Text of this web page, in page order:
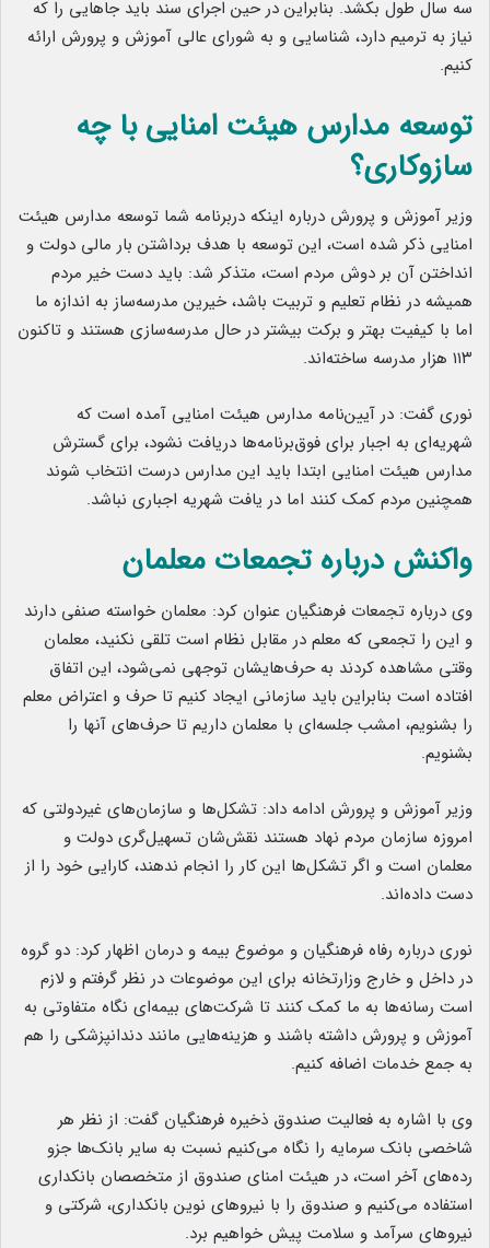
سه سال طول بکشد. بنابراین در حین اجرای سند باید جاهایی را که
نیاز به ترمیم دارد، شناسایی و به شورای عالی آموزش و پرورش ارائه
کنیم.
توسعه مدارس هیئت امنایی با چه
سازوکاری؟
وزیر آموزش و پرورش درباره اینکه دربرنامه شما توسعه مدارس هیئت
امنایی ذکر شده است، این توسعه با هدف برداشتن بار مالی دولت و
انداختن آن بر دوش مردم است، متذکر شد: باید دست خیر مردم
همیشه در نظام تعلیم و تربیت باشد، خیرین مدرسه‌ساز به اندازه ما
اما با کیفیت بهتر و برکت بیشتر در حال مدرسه‌سازی هستند و تاکنون
۱۱۳ هزار مدرسه ساخته‌اند.
نوری گفت: در آیین‌نامه مدارس هیئت امنایی آمده است که
شهریه‌ای به اجبار برای فوق‌برنامه‌ها دریافت نشود، برای گسترش
مدارس هیئت امنایی ابتدا باید این مدارس درست انتخاب شوند
همچنین مردم کمک کنند اما در یافت شهریه اجباری نباشد.
واکنش درباره تجمعات معلمان
وی درباره تجمعات فرهنگیان عنوان کرد: معلمان خواسته صنفی دارند
و این را تجمعی که معلم در مقابل نظام است تلقی نکنید، معلمان
وقتی مشاهده کردند به حرف‌هایشان توجهی نمی‌شود، این اتفاق
افتاده است بنابراین باید سازمانی ایجاد کنیم تا حرف و اعتراض معلم
را بشنویم، امشب جلسه‌ای با معلمان داریم تا حرف‌های آنها را
بشنویم.
وزیر آموزش و پرورش ادامه داد: تشکل‌ها و سازمان‌های غیردولتی که
امروزه سازمان مردم نهاد هستند نقش‌شان تسهیل‌گری دولت و
معلمان است و اگر تشکل‌ها این کار را انجام ندهند، کارایی خود را از
دست داده‌اند.
نوری درباره رفاه فرهنگیان و موضوع بیمه و درمان اظهار کرد: دو گروه
در داخل و خارج وزارتخانه برای این موضوعات در نظر گرفتم و لازم
است رسانه‌ها به ما کمک کنند تا شرکت‌های بیمه‌ای نگاه متفاوتی به
آموزش و پرورش داشته باشند و هزینه‌هایی مانند دندانپزشکی را هم
به جمع خدمات اضافه کنیم.
وی با اشاره به فعالیت صندوق ذخیره فرهنگیان گفت: از نظر هر
شاخصی بانک سرمایه را نگاه می‌کنیم نسبت به سایر بانک‌ها جزو
رده‌های آخر است، در هیئت امنای صندوق از متخصصان بانکداری
استفاده می‌کنیم و صندوق را با نیرو‌های نوین بانکداری، شرکتی و
نیروهای سرآمد و سلامت پیش خواهیم برد.